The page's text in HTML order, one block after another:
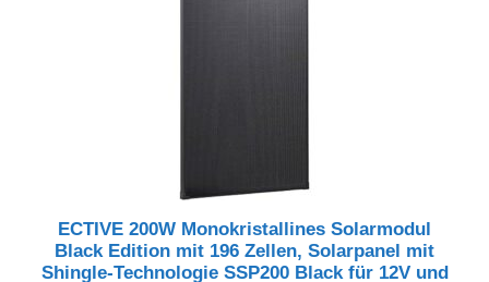
ECTIVE 200W Monokristallines Solarmodul
Black Edition mit 196 Zellen, Solarpanel mit
Shingle-Technologie SSP200 Black für 12V und